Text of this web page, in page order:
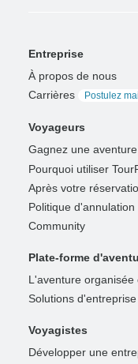
Entreprise
À propos de nous
Carrières
Postulez
Voyageurs
Gagnez une aventure
Pourquoi utiliser
Après votre
Politique d'annulation
Community
Plate-forme
L'aventure organisée
Solutions
Voyagistes
Développer une